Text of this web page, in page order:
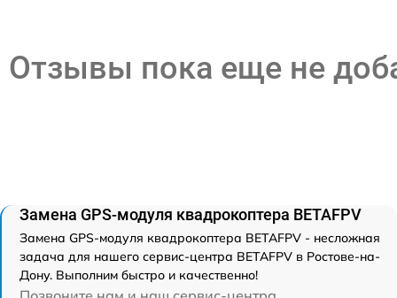
Отзывы пока еще не
Замена GPS-модуля квадрокоптера BETAFPV
Замена GPS-модуля квадрокоптера BETAFPV - несложная
задача для нашего сервис-центра BETAFPV в Ростове-на-
Дону. Выполним быстро и качественно!